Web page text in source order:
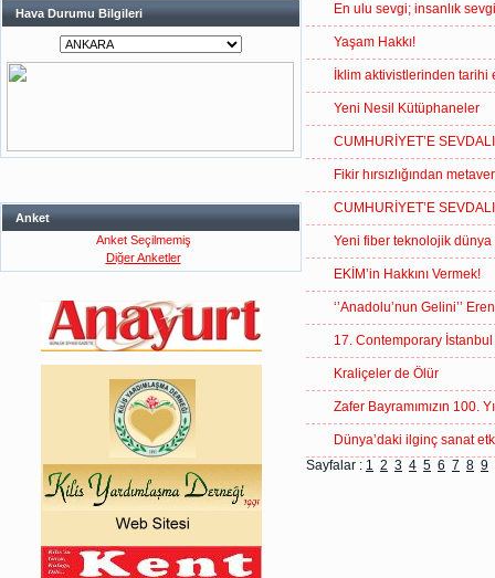
Hava Durumu Bilgileri
Anket
Anket Seçilmemiş
Diğer Anketler
En ulu sevgi; insanlık
Yaşam Hakkı!
İklim aktivistlerinden tarihi
Yeni Nesil Kütüphaneler
CUMHURİYET’E
Fikir hırsızlığından
CUMHURİYET’E
Yeni fiber teknolojik dünya
EKİM’in Hakkını Vermek!
‘’Anadolu’nun Gelini’’
17. Contemporary İstanbul
Kraliçeler de Ölür
Zafer Bayramımızın 100.
Dünya’daki ilginç sanat
Sayfalar : 1 2 3 4 5 6 7 8 9